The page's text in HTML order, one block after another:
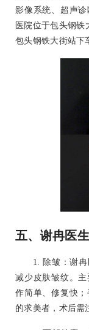
影像系统、超声诊
医院位于包头钢
包头钢铁大街站下
五、谢冉医
1. 除皱：谢
减少皮肤皱纹。
作简单、修复快
的求美者，术后需